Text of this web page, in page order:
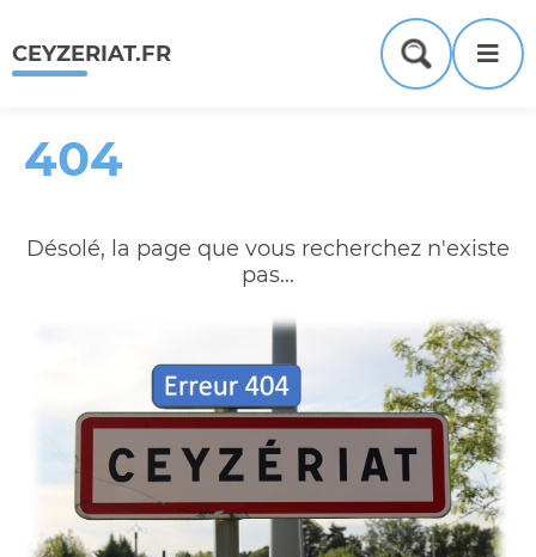
Recherche
CEYZERIAT.FR
Formulaire
de
404
Désolé, la page que vous recherchez n'existe
pas...